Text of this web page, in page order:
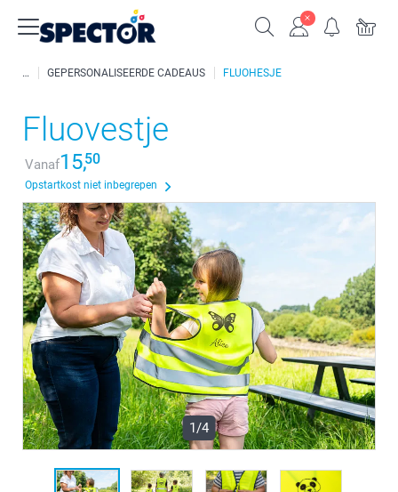
GEPERSONALISEERDE CADEAUS FLUOHESJE
Fluovestje
Vanaf15,50
Opstartkost niet inbegrepen
1/4